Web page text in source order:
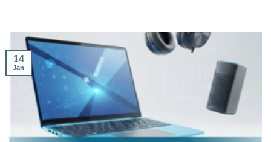
14
Jan